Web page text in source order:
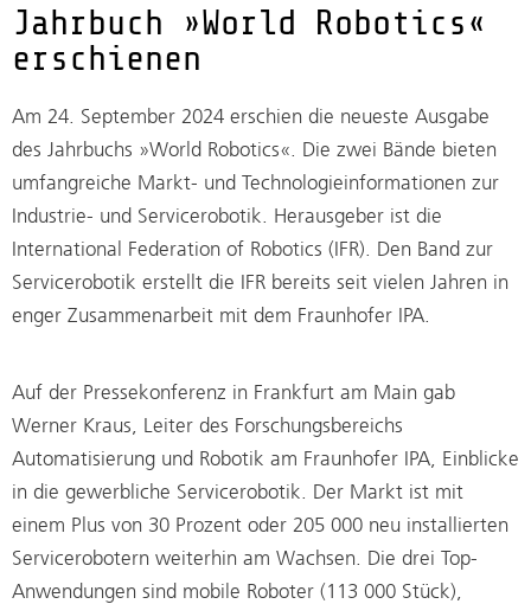
Jahrbuch »World Robotics«
erschienen
Am 24. September 2024 erschien die neueste Ausgabe
des Jahrbuchs »World Robotics«. Die zwei Bände bieten
umfangreiche Markt- und Technologieinformationen zur
Industrie- und Servicerobotik. Herausgeber ist die
International Federation of Robotics (IFR). Den Band zur
Servicerobotik erstellt die IFR bereits seit vielen Jahren in
enger Zusammenarbeit mit dem Fraunhofer IPA.
Auf der Pressekonferenz in Frankfurt am Main gab
Werner Kraus, Leiter des Forschungsbereichs
Automatisierung und Robotik am Fraunhofer IPA, Einblicke
in die gewerbliche Servicerobotik. Der Markt ist mit
einem Plus von 30 Prozent oder 205 000 neu installierten
Servicerobotern weiterhin am Wachsen. Die drei Top-
Anwendungen sind mobile Roboter (113 000 Stück),